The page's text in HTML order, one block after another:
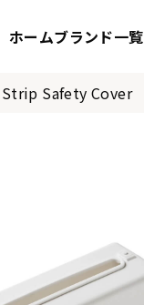
ホームブランド一覧
Safety Cover